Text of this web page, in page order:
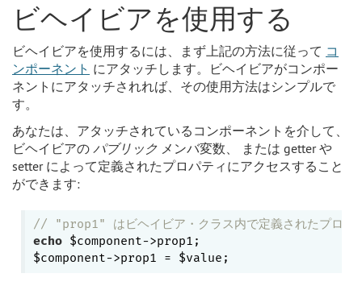
ビヘイビアを使用する
ビヘイビアを使用するには、まず上記の方法に従って コ
ンポーネント にアタッチします。ビヘイビアがコンポー
ネントにアタッチされれば、その使用方法はシンプルで
す。
あなたは、アタッチされているコンポーネントを介して、
ビヘイビアの パブリック メンバ変数、 または getter や
setter によって定義されたプロパティにアクセスすること
ができます:
// "prop1" はビヘイビア・クラス内で定義されたプロパ
echo $component->prop1;